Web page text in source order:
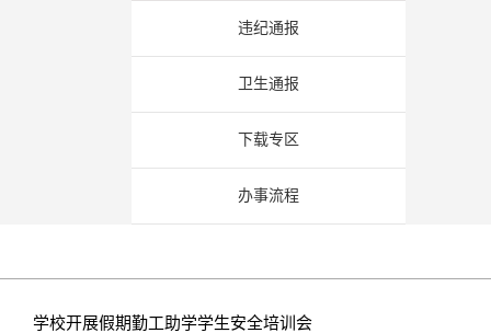
违纪通报
卫生通报
下载专区
办事流程
学校开展假期勤工助学学生安全培训会